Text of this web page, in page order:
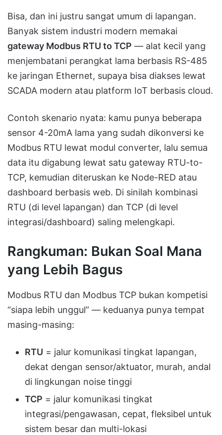
Bisa, dan ini justru sangat umum di lapangan.
Banyak sistem industri modern memakai
gateway Modbus RTU to TCP — alat kecil yang
menjembatani perangkat lama berbasis RS-485
ke jaringan Ethernet, supaya bisa diakses lewat
SCADA modern atau platform IoT berbasis cloud.
Contoh skenario nyata: kamu punya beberapa
sensor 4-20mA lama yang sudah dikonversi ke
Modbus RTU lewat modul converter, lalu semua
data itu digabung lewat satu gateway RTU-to-
TCP, kemudian diteruskan ke Node-RED atau
dashboard berbasis web. Di sinilah kombinasi
RTU (di level lapangan) dan TCP (di level
integrasi/dashboard) saling melengkapi.
Rangkuman: Bukan Soal Mana
yang Lebih Bagus
Modbus RTU dan Modbus TCP bukan kompetisi
“siapa lebih unggul” — keduanya punya tempat
masing-masing:
RTU = jalur komunikasi tingkat lapangan,
dekat dengan sensor/aktuator, murah, andal
di lingkungan noise tinggi
TCP = jalur komunikasi tingkat
integrasi/pengawasan, cepat, fleksibel untuk
sistem besar dan multi-lokasi